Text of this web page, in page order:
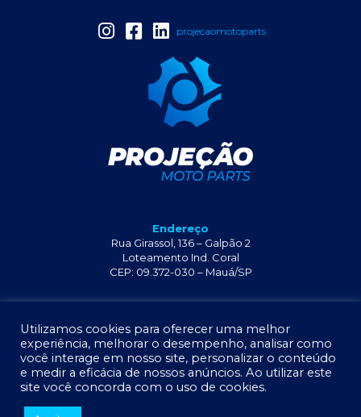
projecaomotoparts
Endereço
Rua Girassol, 136 – Galpão 2
Loteamento Ind. Coral
CEP: 09.372-030 – Mauá/SP
+55 11 2341-6429
Utilizamos cookies para oferecer uma melhor
experiência, melhorar o desempenho, analisar como
você interage em nosso site, personalizar o conteúdo
e medir a eficácia de nossos anúncios. Ao utilizar este
site você concorda com o uso de cookies.